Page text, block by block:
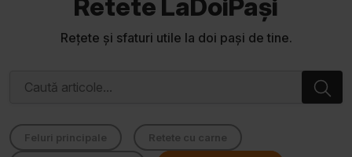
Retete LaDoiPași
Rețete și sfaturi utile la doi pași de tine.
Feluri principale Retete cu carne